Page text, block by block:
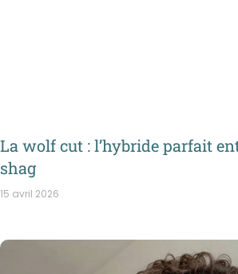
La wolf cut : l’hybride parfait
shag
15 avril 2026